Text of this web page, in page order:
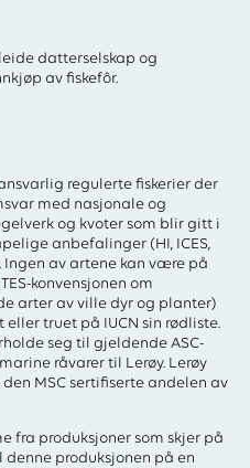
datterselskap og
av fiskefôr.
regulerte fiskerier der
med nasjonale og
og kvoter som blir gitt i
anbefalinger (HI, ICES,
Ingen av artene kan være på
konvensjonen om
arter av ville dyr og planter)
truet på IUCN sin rødliste.
seg til gjeldende ASC-
råvarer til Lerøy. Lerøy
MSC sertifiserte andelen av
fra produksjoner som skjer på
produksjonen på en